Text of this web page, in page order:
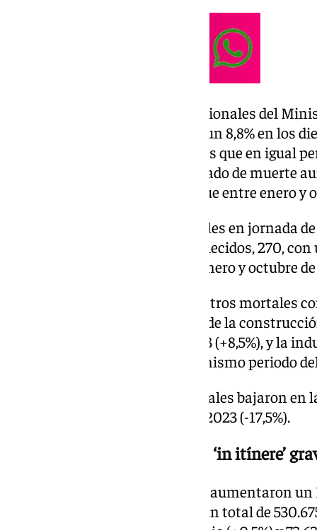
De acuerdo con los datos provisionales del
en jornada de trabajo subieron un 8,8% en los
registrarse 533 fallecidos, 43 más que en igual
siniestros ‘in itínere’ con resultado de muerte
total de 131 fallecidos, 19 más que entre enero y
Dentro de los accidentes mortales en jornada
registró el mayor número de fallecidos, 270,
al periodo comprendido entre enero y octubre
También elevó su cifra de siniestros mortales
meses del año pasado el sector de la
trabajadores, 9 más que en 2023 (+8,5%), y la
trabajadores, 11 más que en el mismo periodo
En cambio, los accidentes mortales bajaron
11 menos que hasta octubre de 2023 (-17,5%).
Suben un 4,1% los siniestros ‘in itínere’
Los accidentes con baja laboral aumentaron
mismo periodo de 2023, hasta un total de